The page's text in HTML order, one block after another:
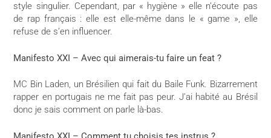
style singulier. Cependant, par « hygiène » elle n’écoute pas
de rap français : elle est elle-même dans le « game », elle
refuse de s’en influencer.
Manifesto XXI – Avec qui aimerais-tu faire un feat ?
MC Bin Laden, un Brésilien qui fait du Baile Funk. Bizarrement
rapper en portugais ne me fait pas peur. J’ai habité au Brésil
donc je sais comment on parle là-bas.